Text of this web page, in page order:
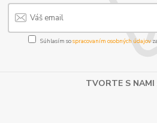
Súhlasím sospracovaním osobných údajov
TVORTE S NAMI